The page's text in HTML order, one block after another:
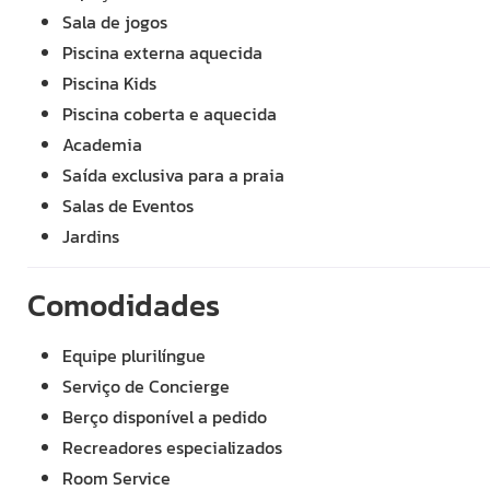
Sala de jogos
Piscina externa aquecida
Piscina Kids
Piscina coberta e aquecida
Academia
Saída exclusiva para a praia
Salas de Eventos
Jardins
Comodidades
Equipe plurilíngue
Serviço de Concierge
Berço disponível a pedido
Recreadores especializados
Room Service